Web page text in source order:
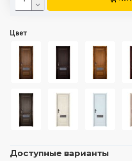
Цвет
Доступные варианты